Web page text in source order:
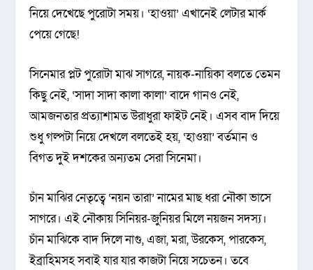
নিয়ে দেখেছে পুরোটা সময়। ‘হাওয়া’ এখানেই লেটার মার্ক
পেয়ে গেছে!
সিনেমার প্লট পুরোটা মাঝ সাগরে, নায়ক-নায়িকা বলতে তেমন
কিছু নেই, ‘সাদা সাদা কালা কালা’ বাদে গানও নেই,
আমজনতার প্রত্যাশামত উরাধুরা ফাইট নেই। এসব বাদ দিয়ে
শুধু গল্পটা নিয়ে দেখলে বলতেই হয়, ‘হাওয়া’ বর্তমান ও
বিগত দুই দশকের অন্যতম সেরা সিনেমা।
চাঁন মাঝির নেতৃত্বে ‘নয়ন তারা’ নামের মাছ ধরা নৌকা ভাসে
সাগরে। এই নৌকায় সিনিয়র-জুনিয়র মিলে নয়জন সদস্য।
চাঁন মাঝিকে বাদ দিলে নাগু, এজা, মরা, উরকেস, পারকেস,
ইব্রাহিমসহ সবাই যার যার কাজটা নিয়ে সচেতন। তবে